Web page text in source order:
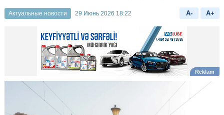
Актуальные новости 29 Июнь 2026 18:22 A- A+